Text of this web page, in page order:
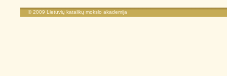
© 2009 Lietuvių katalikų mokslo akademija